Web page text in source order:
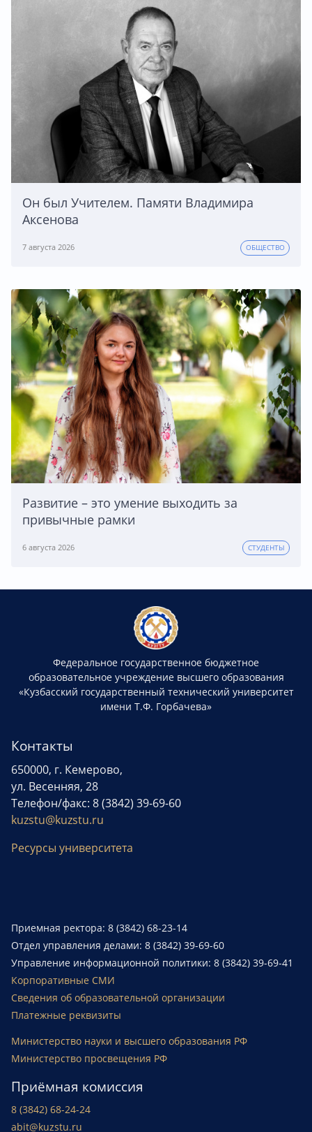
Он был Учителем. Памяти Владимира
Аксенова
7 августа 2026 ОБЩЕСТВО
Развитие – это умение выходить за
привычные рамки
6 августа 2026 СТУДЕНТЫ
Федеральное государственное бюджетное
образовательное учреждение высшего образования
«Кузбасский государственный технический университет
имени Т.Ф. Горбачева»
Контакты
650000, г. Кемерово,
ул. Весенняя, 28
Телефон/факс: 8 (3842) 39-69-60
kuzstu@kuzstu.ru
Ресурсы университета
Приемная ректора: 8 (3842) 68-23-14
Отдел управления делами: 8 (3842) 39-69-60
Управление информационной политики: 8 (3842) 39-69-41
Корпоративные СМИ
Сведения об образовательной организации
Платежные реквизиты
Министерство науки и высшего образования РФ
Министерство просвещения РФ
Приёмная комиссия
8 (3842) 68-24-24
abit@kuzstu.ru